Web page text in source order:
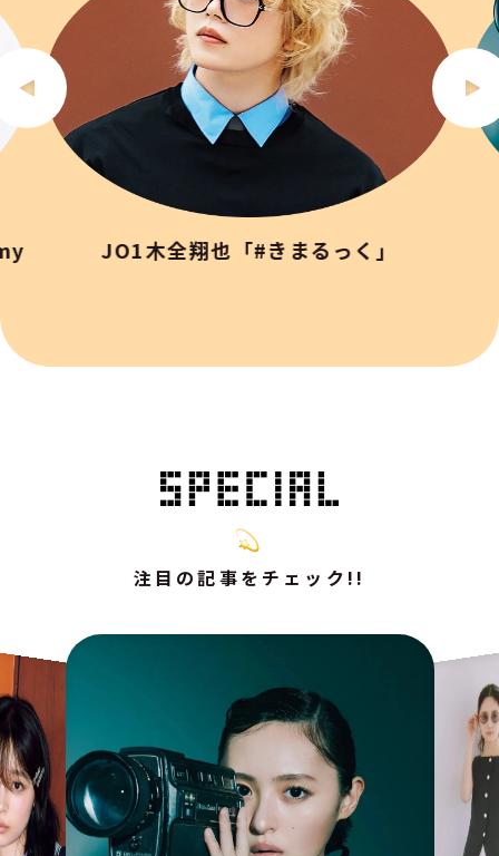
JO1木全翔也「#きまるっく」
注目の記事をチェック!!